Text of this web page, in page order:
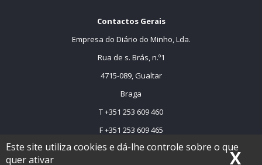
Contactos Gerais
Empresa do Diário do Minho, Lda.
Rua de s. Brás, n.º1
4715-089, Gualtar
Braga
T +351 253 609 460
F +351 253 609 465
Ecomercial@dmtv.pt
Este site utiliza cookies e dá-lhe controle sobre o que
quer ativar
X